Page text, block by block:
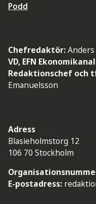
Podd
Chefredaktör:Anders
VD, EFN
Redaktionschef och
Emanuelsson
Adress
Blasieholmstorg 12
106 70 Stockholm
E-postadress: